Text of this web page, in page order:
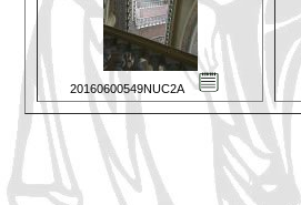
20160600549NUC2A